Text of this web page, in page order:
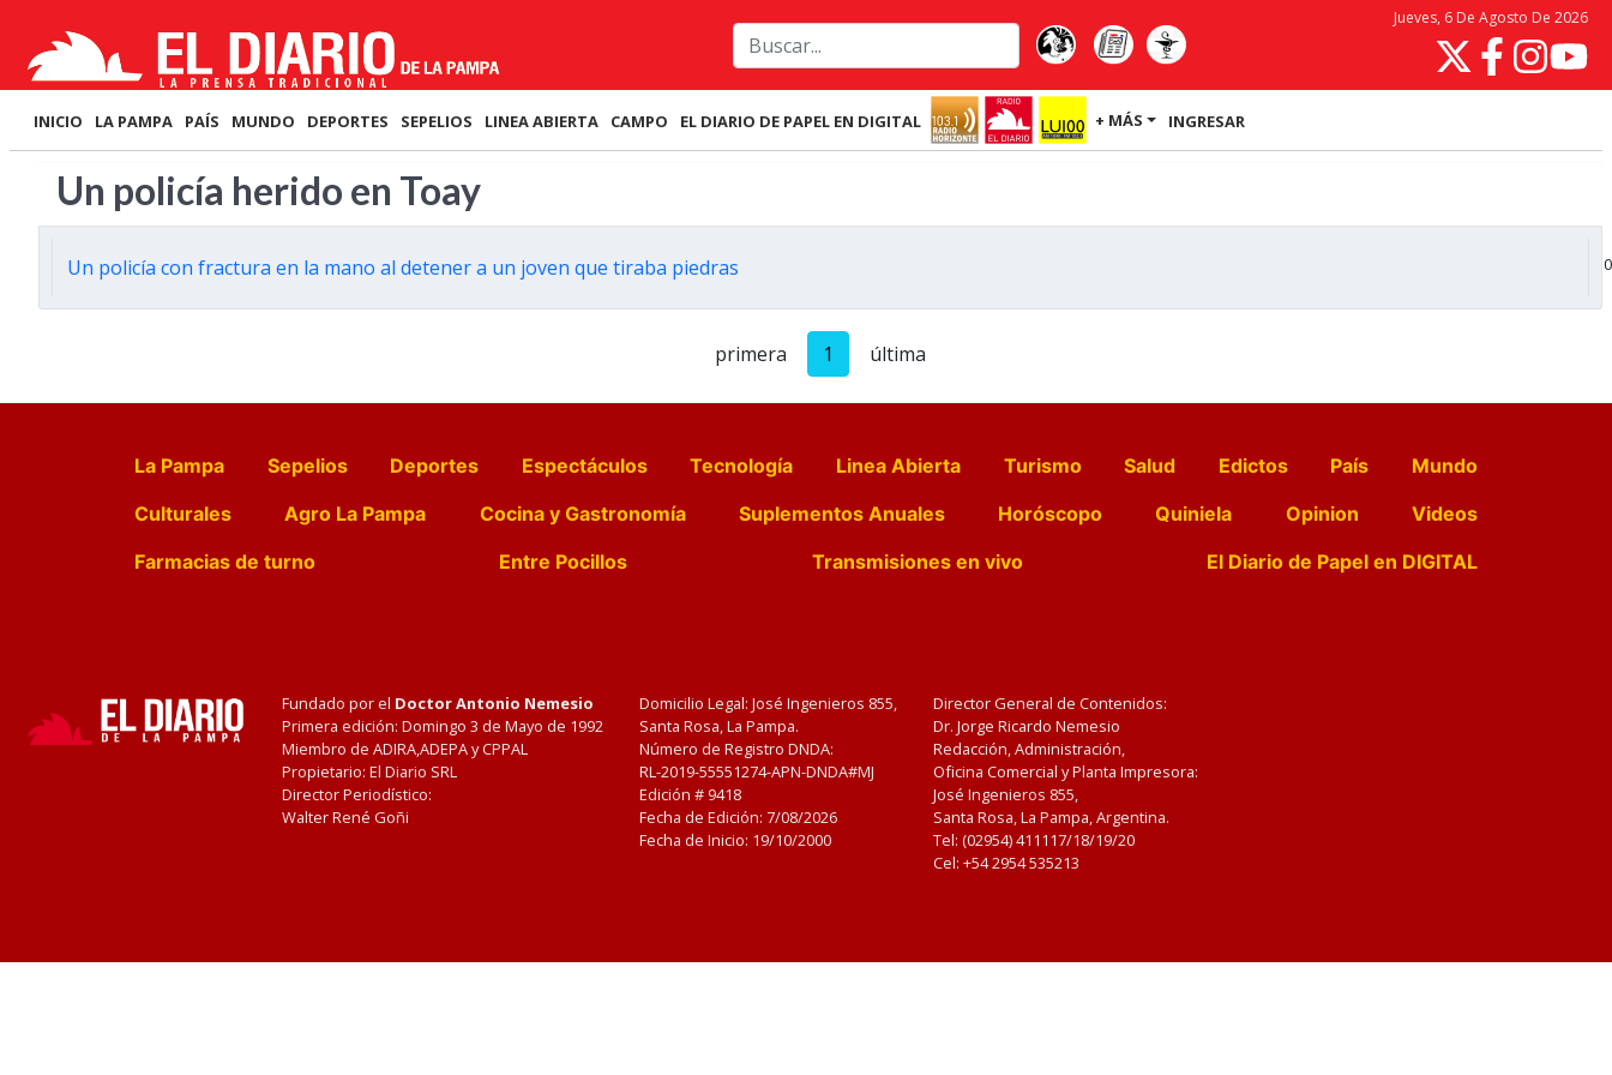
Jueves, 6 De Agosto De 2026
INICIO LA PAMPA PAÍS MUNDO DEPORTES SEPELIOS LINEA ABIERTA CAMPO EL DIARIO DE PAPEL EN DIGITAL + MÁS INGRESAR
Un policía herido en Toay
Un policía con fractura en la mano al detener a un joven que tiraba piedras
primera 1 última
La Pampa Sepelios Deportes Espectáculos Tecnología Linea Abierta Turismo Salud Edictos País
Mundo
Culturales
Agro La Pampa Cocina y Gastronomía Suplementos Anuales Horóscopo Quiniela Opinion
Videos
Farmacias de turno
Entre Pocillos Transmisiones en vivo El Diario de Papel en DIGITAL
Fundado por el Doctor Antonio Nemesio
Primera edición: Domingo 3 de Mayo de 1992
Miembro de ADIRA,ADEPA y CPPAL
Propietario: El Diario SRL
Director Periodístico:
Walter René Goñi
Domicilio Legal: José Ingenieros 855,
Santa Rosa, La Pampa.
Número de Registro DNDA:
RL-2019-55551274-APN-DNDA#MJ
Edición # 9418
Fecha de Edición: 7/08/2026
Fecha de Inicio: 19/10/2000
Director General de Contenidos:
Dr. Jorge Ricardo Nemesio
Redacción, Administración,
Oficina Comercial y Planta Impresora:
José Ingenieros 855,
Santa Rosa, La Pampa, Argentina.
Tel: (02954) 411117/18/19/20
Cel: +54 2954 535213